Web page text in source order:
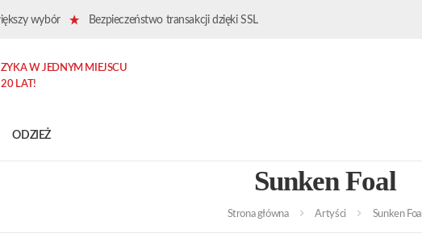
wybór Bezpieczeństwo transakcji dzięki SSL
ODZIEŻ
W JEDNYM MIEJSCU
LAT!
Sunken Foal
Strona główna Artyści Sunken Foal